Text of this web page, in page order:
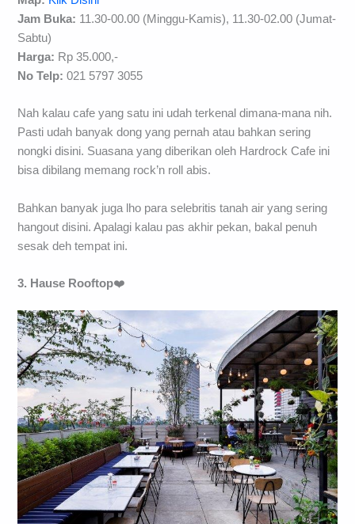
Jam Buka: 11.30-00.00 (Minggu-Kamis), 11.30-02.00 (Jumat-
Sabtu)
Harga: Rp 35.000,-
No Telp: 021 5797 3055
Nah kalau cafe yang satu ini udah terkenal dimana-mana nih.
Pasti udah banyak dong yang pernah atau bahkan sering
nongki disini. Suasana yang diberikan oleh Hardrock Cafe ini
bisa dibilang memang rock’n roll abis.
Bahkan banyak juga lho para selebritis tanah air yang sering
hangout disini. Apalagi kalau pas akhir pekan, bakal penuh
sesak deh tempat ini.
3. Hause Rooftop❤️